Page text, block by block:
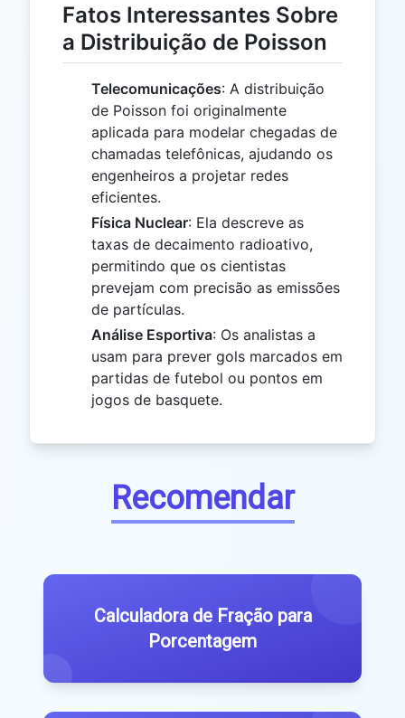
Fatos Interessantes Sobre
a Distribuição de Poisson
Telecomunicações: A distribuição
de Poisson foi originalmente
aplicada para modelar chegadas de
chamadas telefônicas, ajudando os
engenheiros a projetar redes
eficientes.
Física Nuclear: Ela descreve as
taxas de decaimento radioativo,
permitindo que os cientistas
prevejam com precisão as emissões
de partículas.
Análise Esportiva: Os analistas a
usam para prever gols marcados em
partidas de futebol ou pontos em
jogos de basquete.
Recomendar
Calculadora de Fração para
Porcentagem